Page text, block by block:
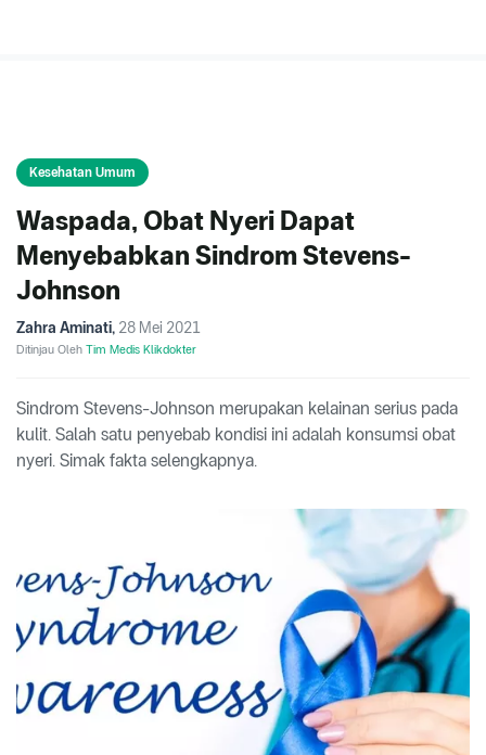
Kesehatan Umum
Waspada, Obat Nyeri Dapat
Menyebabkan Sindrom Stevens-
Johnson
Zahra Aminati, 28 Mei 2021
Ditinjau Oleh Tim Medis Klikdokter
Sindrom Stevens-Johnson merupakan kelainan serius pada
kulit. Salah satu penyebab kondisi ini adalah konsumsi obat
nyeri. Simak fakta selengkapnya.